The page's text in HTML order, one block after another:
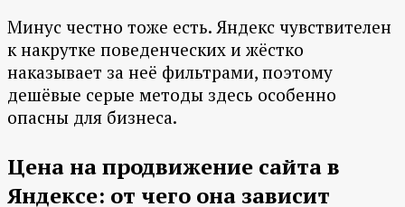
Минус честно тоже есть. Яндекс чувствителен
к накрутке поведенческих и жёстко
наказывает за неё фильтрами, поэтому
дешёвые серые методы здесь особенно
опасны для бизнеса.
Цена на продвижение сайта в
Яндексе: от чего она зависит